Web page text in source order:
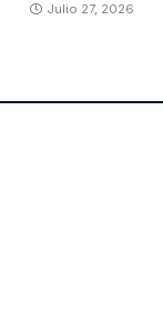
Julio 27, 2026